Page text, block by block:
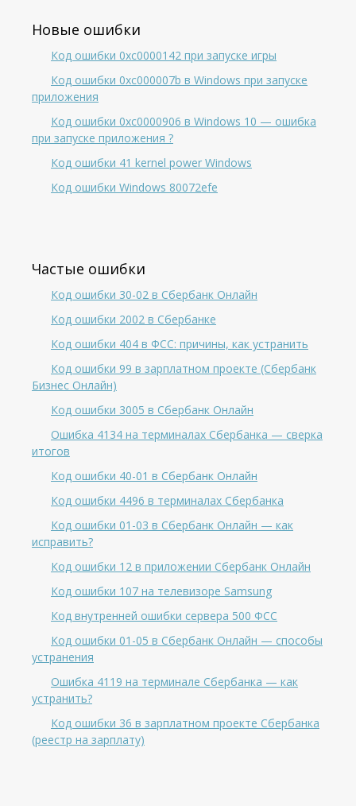
Новые ошибки
Код ошибки 0xc0000142 при запуске игры
Код ошибки 0xc000007b в Windows при запуске
приложения
Код ошибки 0xc0000906 в Windows 10 — ошибка
при запуске приложения ?
Код ошибки 41 kernel power Windows
Код ошибки Windows 80072efe
Частые ошибки
Код ошибки 30-02 в Сбербанк Онлайн
Код ошибки 2002 в Сбербанке
Код ошибки 404 в ФСС: причины, как устранить
Код ошибки 99 в зарплатном проекте (Сбербанк
Бизнес Онлайн)
Код ошибки 3005 в Сбербанк Онлайн
Ошибка 4134 на терминалах Сбербанка — сверка
итогов
Код ошибки 40-01 в Сбербанк Онлайн
Код ошибки 4496 в терминалах Сбербанка
Код ошибки 01-03 в Сбербанк Онлайн — как
исправить?
Код ошибки 12 в приложении Сбербанк Онлайн
Код ошибки 107 на телевизоре Samsung
Код внутренней ошибки сервера 500 ФСС
Код ошибки 01-05 в Сбербанк Онлайн — способы
устранения
Ошибка 4119 на терминале Сбербанка — как
устранить?
Код ошибки 36 в зарплатном проекте Сбербанка
(реестр на зарплату)